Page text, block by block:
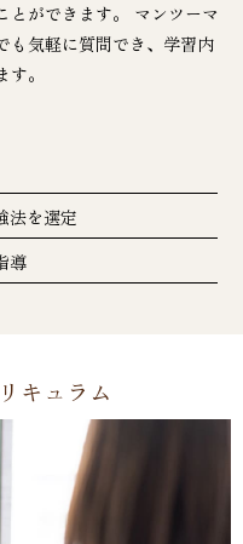
とができます。 マンツーマ
も気軽に質問でき、学習内
。
法を選定
導
キュラム